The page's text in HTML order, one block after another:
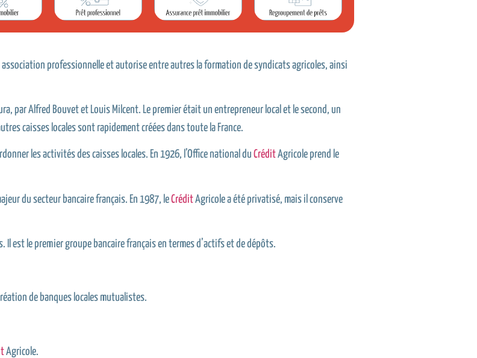
association professionnelle et autorise entre autres la formation de syndicats agricoles, ainsi
par Alfred Bouvet et Louis Milcent. Le premier était un entrepreneur local et le second, un
caisses locales sont rapidement créées dans toute la France.
les activités des caisses locales. En 1926, l’Office national du CréditAgricole prend le
du secteur bancaire français. En 1987, leCréditAgricole a été privatisé, mais il conserve
est le premier groupe bancaire français en termes d’actifs et de dépôts.
de banques locales mutualistes.
Agricole.